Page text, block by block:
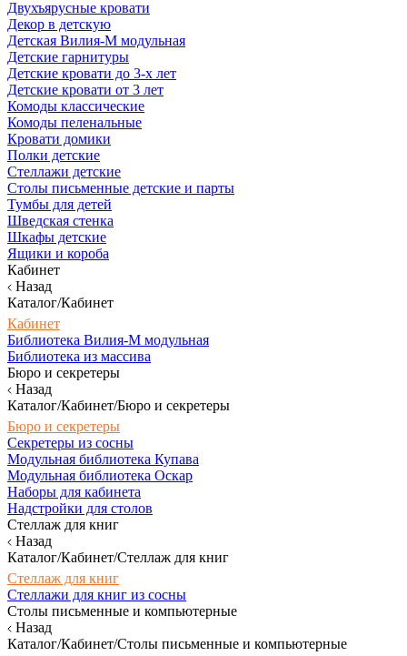
Двухъярусные кровати
Декор в детскую
Детская Вилия-М модульная
Детские гарнитуры
Детские кровати до 3-х лет
Детские кровати от 3 лет
Комоды классические
Комоды пеленальные
Кровати домики
Полки детские
Стеллажи детские
Столы письменные детские и парты
Тумбы для детей
Шведская стенка
Шкафы детские
Ящики и короба
Кабинет
Назад
Каталог/Кабинет
Кабинет
Библиотека Вилия-М модульная
Библиотека из массива
Бюро и секретеры
Назад
Каталог/Кабинет/Бюро и секретеры
Бюро и секретеры
Секретеры из сосны
Модульная библиотека Купава
Модульная библиотека Оскар
Наборы для кабинета
Надстройки для столов
Стеллаж для книг
Назад
Каталог/Кабинет/Стеллаж для книг
Стеллаж для книг
Стеллажи для книг из сосны
Столы письменные и компьютерные
Назад
Каталог/Кабинет/Столы письменные и компьютерные